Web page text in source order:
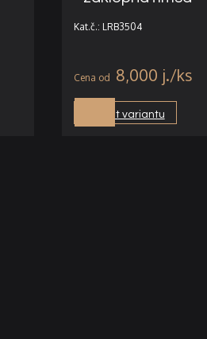
Kat.č.: LRB3504
8,000 j.
Vybrat variantu